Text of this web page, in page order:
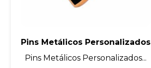
Pins Metálicos Personalizados
Pins Metálicos Personalizados...